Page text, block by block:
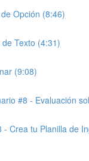
Opción (8:46)
Texto (4:31)
(9:08)
#8 - Evaluación
- Crea tu Planilla de